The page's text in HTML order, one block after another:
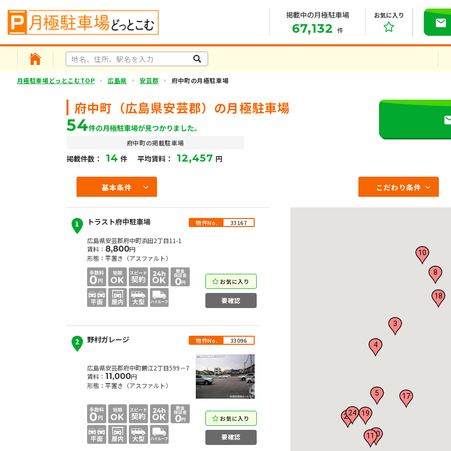
掲載中の月極駐車場
67,132 件
お気に入り
月極駐車場どっとこむTOP 広島県 安芸郡 府中町の月極駐車場
府中町（広島県安芸郡）の月極駐車場
54件の月極駐車場が見つかりました。
府中町の掲載駐車場
掲載件数： 14 件 平均賃料： 12,457 円
基本条件 こだわり条件
1 トラスト府中駐車場 物件No. 33167
広島県安芸郡府中町浜田2丁目11-1
賃料： 8,800円
形態：平置き（アスファルト）
お気に入り
要確認
2 野村ガレージ 物件No. 33096
広島県安芸郡府中町鶴江2丁目599－7
賃料： 11,000円
形態：平置き（アスファルト）
お気に入り
要確認
3
4
5
8
10
11
17
18
19
20
24
25